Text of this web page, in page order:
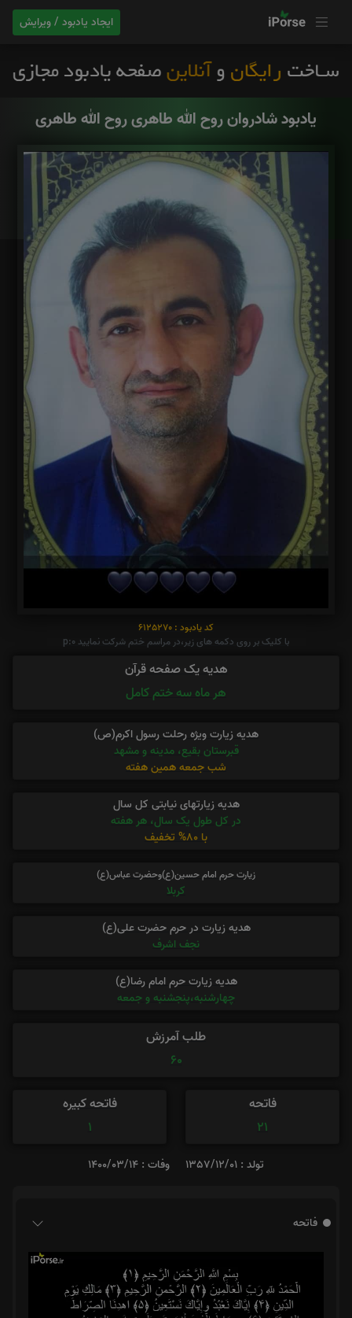
ایجاد یادبود / ویرایش
یادبود شادروان روح الله طاهری روح الله طاهری
کد یادبود : 6125270
با کلیک بر روی دکمه های زیر،در مراسم ختم شرکت نمایید p:0
هدیه یک صفحه قرآن
هر ماه سه ختم کامل
هدیه زیارت ویژه رحلت رسول اکرم(ص)
قبرستان بقیع، مدینه و مشهد
شب جمعه همین هفته
هدیه زیارتهای نیابتی کل سال
در کل طول یک سال، هر هفته
با 80% تخفیف
زیارت حرم امام حسین(ع)وحضرت عباس(ع)
کربلا
هدیه زیارت در حرم حضرت علی(ع)
نجف اشرف
هدیه زیارت حرم امام رضا(ع)
چهارشنبه،پنجشنبه و جمعه
طلب آمرزش
60
فاتحه
21
فاتحه کبیره
1
تولد : 1357/12/01 وفات : 1400/03/14
فاتحه